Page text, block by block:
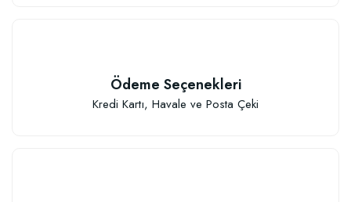
Sepete Ekle
Ödeme Seçenekleri
Kredi Kartı, Havale ve Posta Çeki